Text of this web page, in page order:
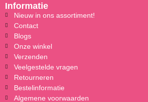
Informatie
Nieuw in ons assortiment!
Contact
Blogs
Onze winkel
Verzenden
Veelgestelde vragen
Retourneren
Bestelinformatie
Algemene voorwaarden